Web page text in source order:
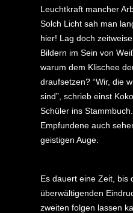
Leuchtkraft mancher
Solch Licht sah man
hier! Lag doch
Bildern im Sein von
warum dem Klischee
draufsetzen? “Wir, die
sind”, schrieb einst
Schüler ins
Empfundene auch
geistigen Auge.
Es dauert eine Zeit, bis
überwältigenden
zweiten folgen lassen